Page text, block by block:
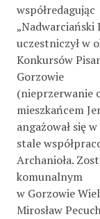
współredagując
uczestniczył w
Konkursów
Gorzowie
(nieprzerwanie
mieszkańcem
angażował się
stale
Archanioła.
komunalnym
w Gorzowie
Mirosław